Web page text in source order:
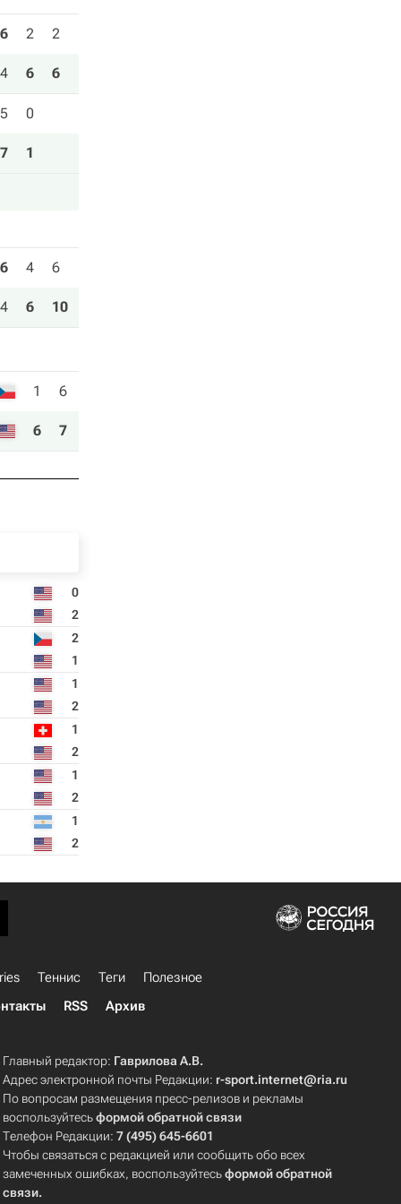
6 2 2
4 6 6
5 0
7 1
6 4 6
4 6 10
1 6
6 7
0
2
2
1
1
2
1
2
1
2
1
2
Теннис Теги
Полезное
RSS Архив
Главный редактор: Гаврилова А.В.
Адрес электронной почты Редакции: r-sport.internet@ria.ru
По вопросам размещения пресс-релизов и рекламы
воспользуйтесьформой обратной связи
Телефон Редакции:7 (495) 645-6601
Чтобы связаться с редакцией или сообщить обо всех
замеченных ошибках, воспользуйтесьформой обратной
связи.